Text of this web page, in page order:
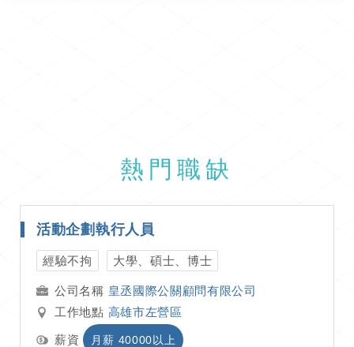
熱門職缺
活動企劃執行人員
經驗不拘 大學、碩士、博士
皇丞國際公關顧問有限公司
工作地點 高雄市左營區
薪資 月薪 40000以上